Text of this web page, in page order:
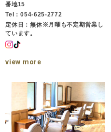
番地15
Tel：054-625-2772
定休日：無休※月曜も不定期営業し
ています。
view more